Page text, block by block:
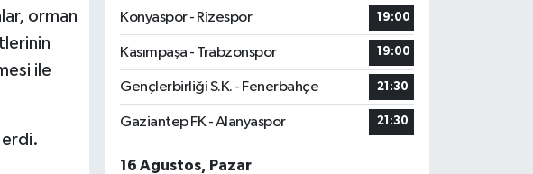
orman
ile
erdi.
Konyaspor - Rizespor
19:00
Kasımpaşa - Trabzonspor 19:00
Gençlerbirliği S.K. - Fenerbahçe 21:30
Gaziantep FK - Alanyaspor 21:30
16 Ağustos, Pazar